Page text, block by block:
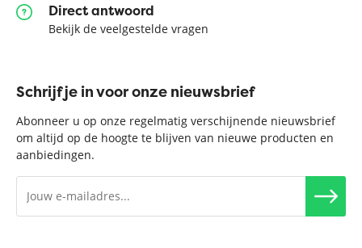
Direct antwoord
Bekijk de veelgestelde vragen
Schrijf je in voor onze nieuwsbrief
Abonneer u op onze regelmatig verschijnende nieuwsbrief
om altijd op de hoogte te blijven van nieuwe producten en
aanbiedingen.